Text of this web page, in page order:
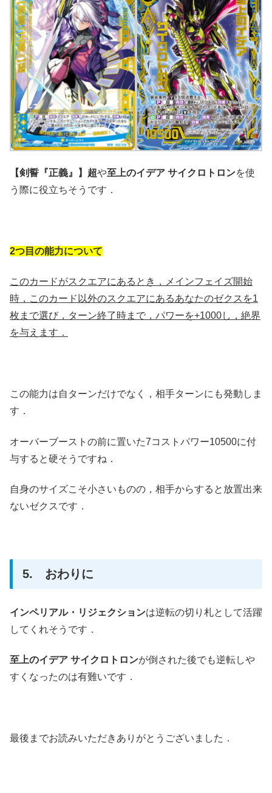
【剣誓『正義』】超や至上のイデア サイクロトロンを使
う際に役立ちそうです．
2つ目の能力について
このカードがスクエアにあるとき，メインフェイズ開始
時，このカード以外のスクエアにあるあなたのゼクスを1
枚まで選び，ターン終了時まで，パワーを+1000し，絶界
を与えます．
この能力は自ターンだけでなく，相手ターンにも発動しま
す．
オーバーブーストの前に置いた7コストパワー10500に付
与すると硬そうですね．
自身のサイズこそ小さいものの，相手からすると放置出来
ないゼクスです．
5. おわりに
インペリアル・リジェクションは逆転の切り札として活躍
してくれそうです．
至上のイデア サイクロトロンが倒された後でも逆転しや
すくなったのは有難いです．
最後までお読みいただきありがとうございました．